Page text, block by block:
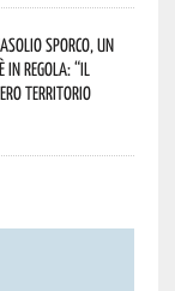
sporco, un
in regola: “il
territorio